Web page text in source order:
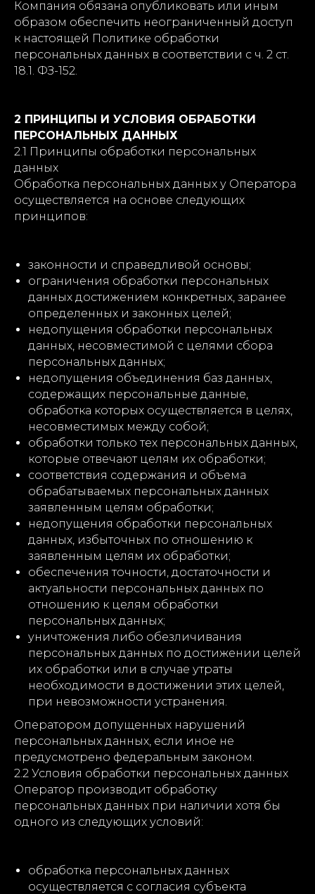
Компания обязана опубликовать или иным
образом обеспечить неограниченный доступ
к настоящей Политике обработки
персональных данных в соответствии с ч. 2 ст.
18.1. ФЗ-152.
2 ПРИНЦИПЫ И УСЛОВИЯ ОБРАБОТКИ
ПЕРСОНАЛЬНЫХ ДАННЫХ
2.1 Принципы обработки персональных
данных
Обработка персональных данных у Оператора
осуществляется на основе следующих
принципов:
законности и справедливой основы;
ограничения обработки персональных
данных достижением конкретных, заранее
определенных и законных целей;
недопущения обработки персональных
данных, несовместимой с целями сбора
персональных данных;
недопущения объединения баз данных,
содержащих персональные данные,
обработка которых осуществляется в целях,
несовместимых между собой;
обработки только тех персональных данных,
которые отвечают целям их обработки;
соответствия содержания и объема
обрабатываемых персональных данных
заявленным целям обработки;
недопущения обработки персональных
данных, избыточных по отношению к
заявленным целям их обработки;
обеспечения точности, достаточности и
актуальности персональных данных по
отношению к целям обработки
персональных данных;
уничтожения либо обезличивания
персональных данных по достижении целей
их обработки или в случае утраты
необходимости в достижении этих целей,
при невозможности устранения.
Оператором допущенных нарушений
персональных данных, если иное не
предусмотрено федеральным законом.
2.2 Условия обработки персональных данных
Оператор производит обработку
персональных данных при наличии хотя бы
одного из следующих условий:
обработка персональных данных
осуществляется с согласия субъекта